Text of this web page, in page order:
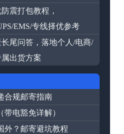
震打包教程，
EMS/专线择优参考
尾问答，落地个人/电商/
出货方案
合规邮寄指南
电豁免详解）
外？邮寄避坑教程